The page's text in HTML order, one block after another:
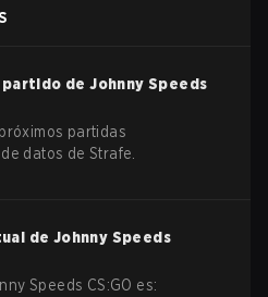
partido deJohnny Speeds
partidas
datos de Strafe.
de Johnny Speeds
Speeds CS:GO es: